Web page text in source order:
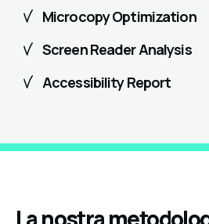
Microcopy Optimization
Screen Reader Analysis
Accessibility Report